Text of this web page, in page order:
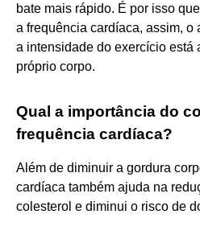
bate mais rápido. É por isso
a frequência cardíaca, assim, o
a intensidade do exercício está
próprio corpo.
Qual a importância do
frequência cardíaca?
Além de diminuir a gordura
cardíaca também ajuda na
colesterol e diminui o risco de